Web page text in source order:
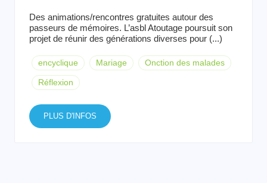
Des animations/rencontres gratuites autour des
passeurs de mémoires. L’asbl Atoutage poursuit son
projet de réunir des générations diverses pour (...)
encyclique Mariage Onction des malades
Réflexion
PLUS D'INFOS